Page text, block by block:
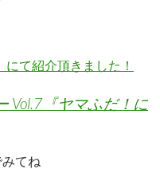
て紹介頂きました！
Vol.7『ヤマふだ！に
てね